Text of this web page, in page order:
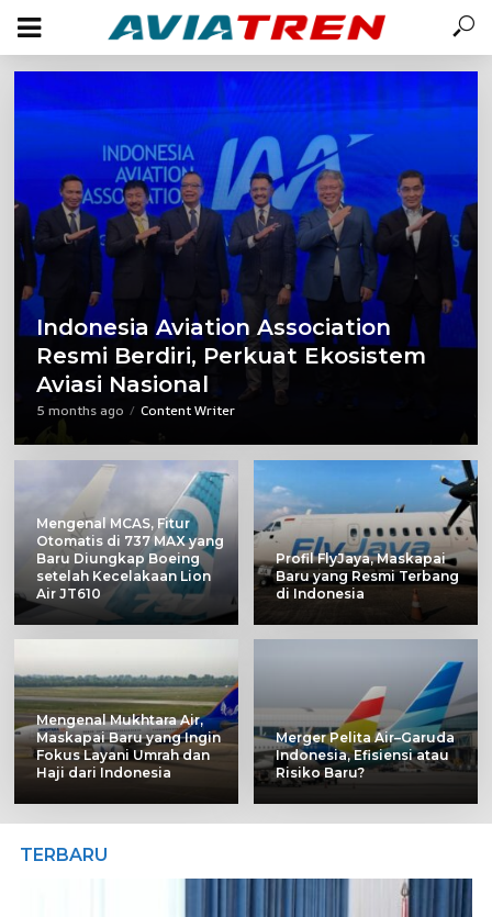
Indonesia Aviation Association
Resmi Berdiri, Perkuat Ekosistem
Aviasi Nasional
5 months ago Content Writer
Mengenal MCAS, Fitur
Otomatis di 737 MAX yang
Baru Diungkap Boeing
setelah Kecelakaan Lion
Air JT610
Profil FlyJaya, Maskapai
Baru yang Resmi Terbang
di Indonesia
Mengenal Mukhtara Air,
Maskapai Baru yang Ingin
Fokus Layani Umrah dan
Haji dari Indonesia
Merger Pelita Air–Garuda
Indonesia, Efisiensi atau
Risiko Baru?
TERBARU